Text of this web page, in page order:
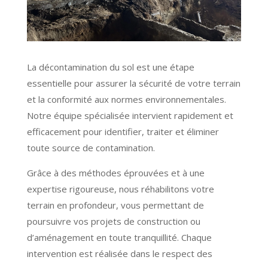
La décontamination du sol est une étape
essentielle pour assurer la sécurité de votre terrain
et la conformité aux normes environnementales.
Notre équipe spécialisée intervient rapidement et
efficacement pour identifier, traiter et éliminer
toute source de contamination.
Grâce à des méthodes éprouvées et à une
expertise rigoureuse, nous réhabilitons votre
terrain en profondeur, vous permettant de
poursuivre vos projets de construction ou
d’aménagement en toute tranquillité. Chaque
intervention est réalisée dans le respect des